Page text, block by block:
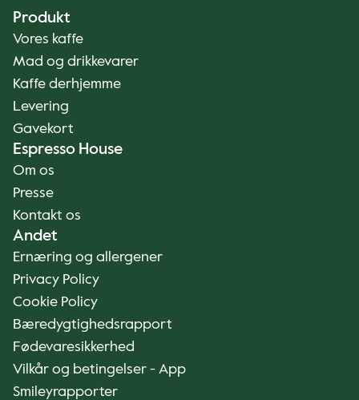
Produkt
Vores kaffe
Mad og drikkevarer
Kaffe derhjemme
Levering
Gavekort
Espresso House
Om os
Presse
Kontakt os
Andet
Ernæring og allergener
Privacy Policy
Cookie Policy
Bæredygtighedsrapport
Fødevaresikkerhed
Vilkår og betingelser - App
Smileyrapporter